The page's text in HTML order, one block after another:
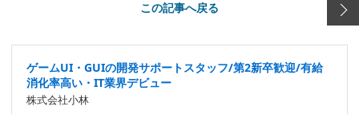
この記事へ戻る
ゲームUI・GUIの開発サポートスタッフ/第2新卒歓迎/有給
消化率高い・IT業界デビュー
株式会社小林